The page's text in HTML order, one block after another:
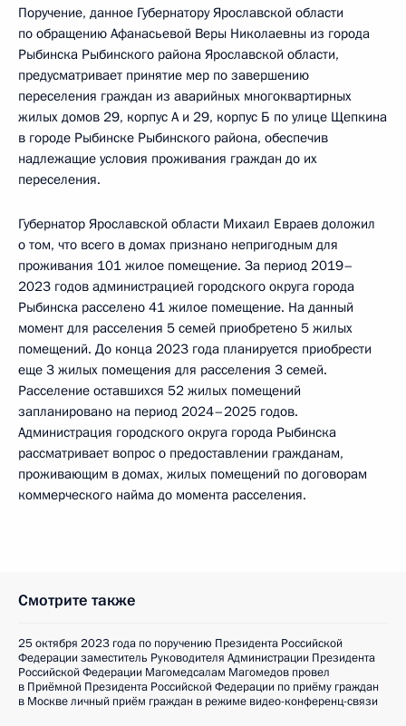
Поручение, данное Губернатору Ярославской области
по обращению Афанасьевой Веры Николаевны из города
Рыбинска Рыбинского района Ярославской области,
предусматривает принятие мер по завершению
переселения граждан из аварийных многоквартирных
жилых домов 29, корпус А и 29, корпус Б по улице Щепкина
в городе Рыбинске Рыбинского района, обеспечив
надлежащие условия проживания граждан до их
переселения.
Губернатор Ярославской области Михаил Евраев доложил
о том, что всего в домах признано непригодным для
проживания 101 жилое помещение. За период 2019–
2023 годов администрацией городского округа города
Рыбинска расселено 41 жилое помещение. На данный
момент для расселения 5 семей приобретено 5 жилых
помещений. До конца 2023 года планируется приобрести
еще 3 жилых помещения для расселения 3 семей.
Расселение оставшихся 52 жилых помещений
запланировано на период 2024–2025 годов.
Администрация городского округа города Рыбинска
рассматривает вопрос о предоставлении гражданам,
проживающим в домах, жилых помещений по договорам
коммерческого найма до момента расселения.
Смотрите также
25 октября 2023 года по поручению Президента Российской
Федерации заместитель Руководителя Администрации Президента
Российской Федерации Магомедсалам Магомедов провел
в Приёмной Президента Российской Федерации по приёму граждан
в Москве личный приём граждан в режиме видео-конференц-связи